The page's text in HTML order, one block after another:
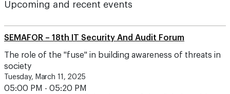
Upcoming and recent events
SEMAFOR – 18th IT Security And Audit Forum
The role of the "fuse" in building awareness of threats in
society
Tuesday, March 11, 2025
05:00 PM - 05:20 PM